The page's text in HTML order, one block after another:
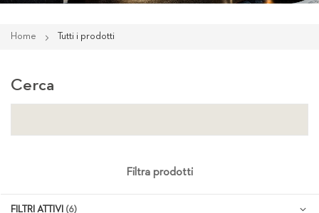
Home Tutti i prodotti
Cerca
Filtra prodotti
FILTRI ATTIVI